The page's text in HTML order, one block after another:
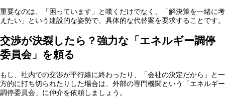
重要なのは、「困っています」と嘆くだけでなく、「解決策を一緒に考
えたい」という建設的な姿勢で、具体的な代替案を要求することです。
交渉が決裂したら？強力な「エネルギー調停
委員会」を頼る
もし、社内での交渉が平行線に終わったり、「会社の決定だから」と一
方的に打ち切られたりした場合は、外部の専門機関という「エネルギー
調停委員会」に仲介を依頼しましょう。